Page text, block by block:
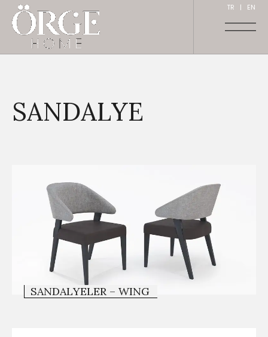
TR | EN
SANDALYE
SANDALYELER – WING